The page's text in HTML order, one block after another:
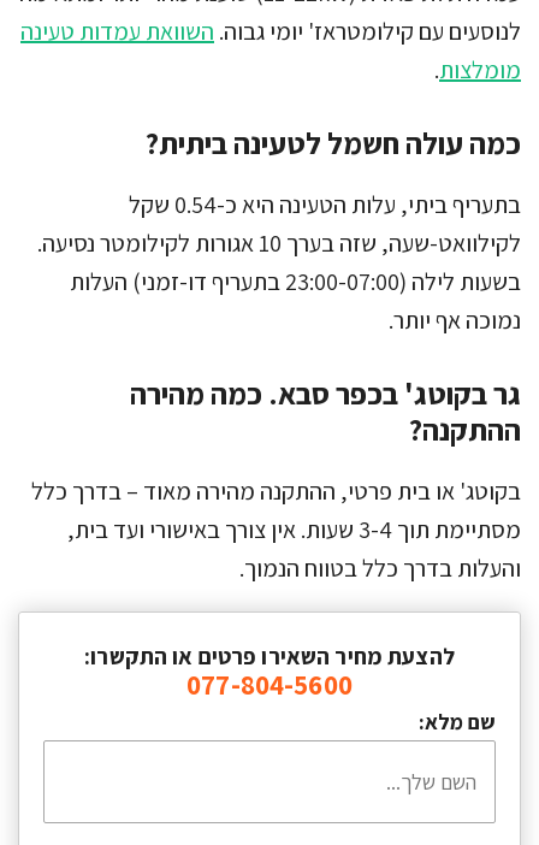
לנוסעים עם קילומטראז' יומי גבוה. השוואת עמדות טעינה
מומלצות.
כמה עולה חשמל לטעינה ביתית?
בתעריף ביתי, עלות הטעינה היא כ-0.54 שקל
לקילוואט-שעה, שזה בערך 10 אגורות לקילומטר נסיעה.
בשעות לילה (23:00-07:00 בתעריף דו-זמני) העלות
נמוכה אף יותר.
גר בקוטג' בכפר סבא. כמה מהירה
ההתקנה?
בקוטג' או בית פרטי, ההתקנה מהירה מאוד – בדרך כלל
מסתיימת תוך 3-4 שעות. אין צורך באישורי ועד בית,
והעלות בדרך כלל בטווח הנמוך.
להצעת מחיר השאירו פרטים או התקשרו:
077-804-5600
שם מלא: